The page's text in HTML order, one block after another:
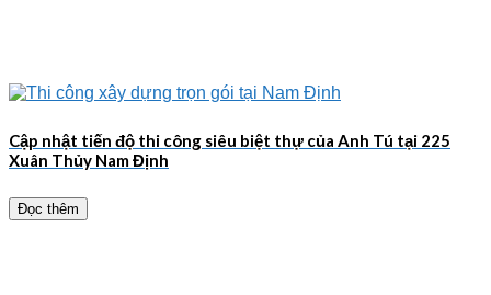
Cập nhật tiến độ thi công siêu biệt thự của Anh Tú tại 225
Xuân Thủy Nam Định
Đọc thêm